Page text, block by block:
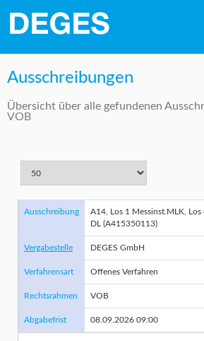
Ausschreibungen
Übersicht über alle gefundenen
VOB
Ausschreibung
A14, Los 1 Messinst.MLK,
DL (A415350113)
Vergabestelle DEGES GmbH
Verfahrensart Offenes Verfahren
Rechtsrahmen VOB
Abgabefrist 08.09.2026 09:00